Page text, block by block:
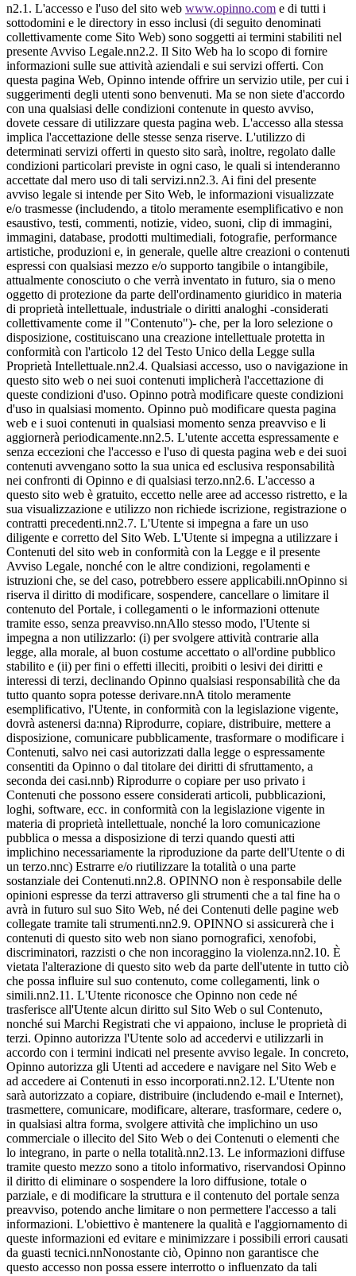
n2.1. L'accesso e l'uso del sito web www.opinno.com e di tutti i
sottodomini e le directory in esso inclusi (di seguito denominati
collettivamente come Sito Web) sono soggetti ai termini stabiliti nel
presente Avviso Legale.nn2.2. Il Sito Web ha lo scopo di fornire
informazioni sulle sue attività aziendali e sui servizi offerti. Con
questa pagina Web, Opinno intende offrire un servizio utile, per cui i
suggerimenti degli utenti sono benvenuti. Ma se non siete d'accordo
con una qualsiasi delle condizioni contenute in questo avviso,
dovete cessare di utilizzare questa pagina web. L'accesso alla stessa
implica l'accettazione delle stesse senza riserve. L'utilizzo di
determinati servizi offerti in questo sito sarà, inoltre, regolato dalle
condizioni particolari previste in ogni caso, le quali si intenderanno
accettate dal mero uso di tali servizi.nn2.3. Ai fini del presente
avviso legale si intende per Sito Web, le informazioni visualizzate
e/o trasmesse (includendo, a titolo meramente esemplificativo e non
esaustivo, testi, commenti, notizie, video, suoni, clip di immagini,
immagini, database, prodotti multimediali, fotografie, performance
artistiche, produzioni e, in generale, quelle altre creazioni o contenuti
espressi con qualsiasi mezzo e/o supporto tangibile o intangibile,
attualmente conosciuto o che verrà inventato in futuro, sia o meno
oggetto di protezione da parte dell'ordinamento giuridico in materia
di proprietà intellettuale, industriale o diritti analoghi -considerati
collettivamente come il "Contenuto")- che, per la loro selezione o
disposizione, costituiscano una creazione intellettuale protetta in
conformità con l'articolo 12 del Testo Unico della Legge sulla
Proprietà Intellettuale.nn2.4. Qualsiasi accesso, uso o navigazione in
questo sito web o nei suoi contenuti implicherà l'accettazione di
queste condizioni d'uso. Opinno potrà modificare queste condizioni
d'uso in qualsiasi momento. Opinno può modificare questa pagina
web e i suoi contenuti in qualsiasi momento senza preavviso e li
aggiornerà periodicamente.nn2.5. L'utente accetta espressamente e
senza eccezioni che l'accesso e l'uso di questa pagina web e dei suoi
contenuti avvengano sotto la sua unica ed esclusiva responsabilità
nei confronti di Opinno e di qualsiasi terzo.nn2.6. L'accesso a
questo sito web è gratuito, eccetto nelle aree ad accesso ristretto, e la
sua visualizzazione e utilizzo non richiede iscrizione, registrazione o
contratti precedenti.nn2.7. L'Utente si impegna a fare un uso
diligente e corretto del Sito Web. L'Utente si impegna a utilizzare i
Contenuti del sito web in conformità con la Legge e il presente
Avviso Legale, nonché con le altre condizioni, regolamenti e
istruzioni che, se del caso, potrebbero essere applicabili.nnOpinno si
riserva il diritto di modificare, sospendere, cancellare o limitare il
contenuto del Portale, i collegamenti o le informazioni ottenute
tramite esso, senza preavviso.nnAllo stesso modo, l'Utente si
impegna a non utilizzarlo: (i) per svolgere attività contrarie alla
legge, alla morale, al buon costume accettato o all'ordine pubblico
stabilito e (ii) per fini o effetti illeciti, proibiti o lesivi dei diritti e
interessi di terzi, declinando Opinno qualsiasi responsabilità che da
tutto quanto sopra potesse derivare.nnA titolo meramente
esemplificativo, l'Utente, in conformità con la legislazione vigente,
dovrà astenersi da:nna) Riprodurre, copiare, distribuire, mettere a
disposizione, comunicare pubblicamente, trasformare o modificare i
Contenuti, salvo nei casi autorizzati dalla legge o espressamente
consentiti da Opinno o dal titolare dei diritti di sfruttamento, a
seconda dei casi.nnb) Riprodurre o copiare per uso privato i
Contenuti che possono essere considerati articoli, pubblicazioni,
loghi, software, ecc. in conformità con la legislazione vigente in
materia di proprietà intellettuale, nonché la loro comunicazione
pubblica o messa a disposizione di terzi quando questi atti
implichino necessariamente la riproduzione da parte dell'Utente o di
un terzo.nnc) Estrarre e/o riutilizzare la totalità o una parte
sostanziale dei Contenuti.nn2.8. OPINNO non è responsabile delle
opinioni espresse da terzi attraverso gli strumenti che a tal fine ha o
avrà in futuro sul suo Sito Web, né dei Contenuti delle pagine web
collegate tramite tali strumenti.nn2.9. OPINNO si assicurerà che i
contenuti di questo sito web non siano pornografici, xenofobi,
discriminatori, razzisti o che non incoraggino la violenza.nn2.10. È
vietata l'alterazione di questo sito web da parte dell'utente in tutto ciò
che possa influire sul suo contenuto, come collegamenti, link o
simili.nn2.11. L'Utente riconosce che Opinno non cede né
trasferisce all'Utente alcun diritto sul Sito Web o sul Contenuto,
nonché sui Marchi Registrati che vi appaiono, incluse le proprietà di
terzi. Opinno autorizza l'Utente solo ad accedervi e utilizzarli in
accordo con i termini indicati nel presente avviso legale. In concreto,
Opinno autorizza gli Utenti ad accedere e navigare nel Sito Web e
ad accedere ai Contenuti in esso incorporati.nn2.12. L'Utente non
sarà autorizzato a copiare, distribuire (includendo e-mail e Internet),
trasmettere, comunicare, modificare, alterare, trasformare, cedere o,
in qualsiasi altra forma, svolgere attività che implichino un uso
commerciale o illecito del Sito Web o dei Contenuti o elementi che
lo integrano, in parte o nella totalità.nn2.13. Le informazioni diffuse
tramite questo mezzo sono a titolo informativo, riservandosi Opinno
il diritto di eliminare o sospendere la loro diffusione, totale o
parziale, e di modificare la struttura e il contenuto del portale senza
preavviso, potendo anche limitare o non permettere l'accesso a tali
informazioni. L'obiettivo è mantenere la qualità e l'aggiornamento di
queste informazioni ed evitare e minimizzare i possibili errori causati
da guasti tecnici.nnNonostante ciò, Opinno non garantisce che
questo accesso non possa essere interrotto o influenzato da tali